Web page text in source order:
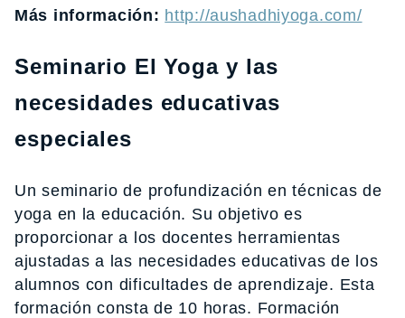
Más información: http://aushadhiyoga.com/
Seminario El Yoga y las
necesidades educativas
especiales
Un seminario de profundización en técnicas de
yoga en la educación. Su objetivo es
proporcionar a los docentes herramientas
ajustadas a las necesidades educativas de los
alumnos con dificultades de aprendizaje. Esta
formación consta de 10 horas. Formación